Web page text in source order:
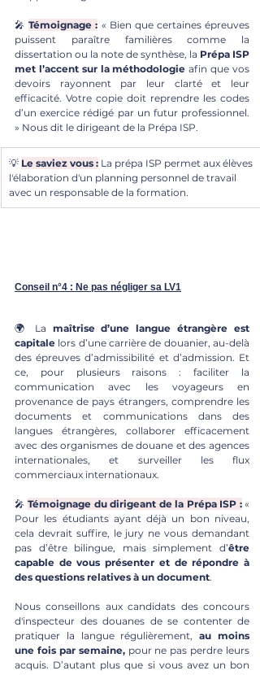
🎤 Témoignage : « Bien que certaines épreuves
puissent paraître familières comme la
dissertation ou la note de synthèse, la Prépa ISP
met l’accent sur la méthodologie afin que vos
devoirs rayonnent par leur clarté et leur
efficacité. Votre copie doit reprendre les codes
d’un exercice rédigé par un futur professionnel.
» Nous dit le dirigeant de la Prépa ISP.
💡 Le saviez vous : La prépa ISP permet aux élèves
l'élaboration d'un planning personnel de travail
avec un responsable de la formation.
Conseil n°4 : Ne pas négliger sa LV1
🌍 La maîtrise d’une langue étrangère est
capitale lors d’une carrière de douanier, au-delà
des épreuves d’admissibilité et d’admission. Et
ce, pour plusieurs raisons : faciliter la
communication avec les voyageurs en
provenance de pays étrangers, comprendre les
documents et communications dans des
langues étrangères, collaborer efficacement
avec des organismes de douane et des agences
internationales, et surveiller les flux
commerciaux internationaux.
🎤 Témoignage du dirigeant de la Prépa ISP : «
Pour les étudiants ayant déjà un bon niveau,
cela devrait suffire, le jury ne vous demandant
pas d’être bilingue, mais simplement d’être
capable de vous présenter et de répondre à
des questions relatives à un document.
Nous conseillons aux candidats des concours
d'inspecteur des douanes de se contenter de
pratiquer la langue régulièrement, au moins
une fois par semaine, pour ne pas perdre leurs
acquis. D’autant plus que si vous avez un bon